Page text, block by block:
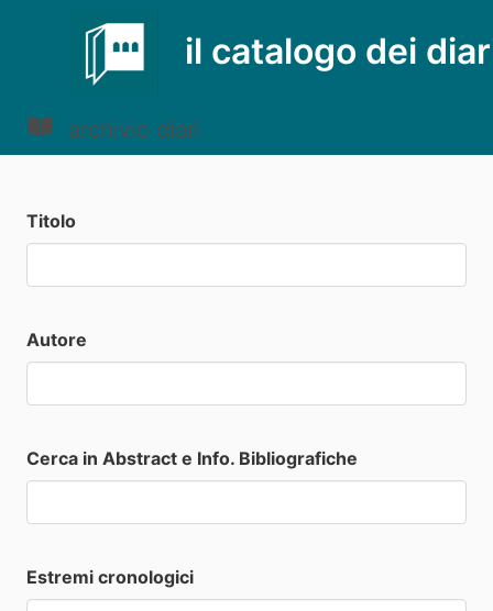
il catalogo dei
archivio diari
Titolo
Autore
Cerca in Abstract e Info. Bibliografiche
Estremi cronologici